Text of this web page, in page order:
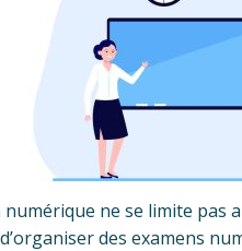
numérique ne se limite
des examens